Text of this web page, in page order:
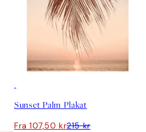
Sunset Palm Plakat
Fra 107,50 kr215 kr